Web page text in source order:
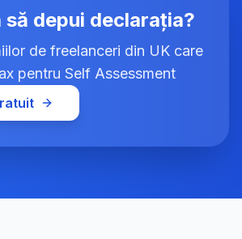
să depui declarația?
de freelanceri din UK care
pentru Self Assessment